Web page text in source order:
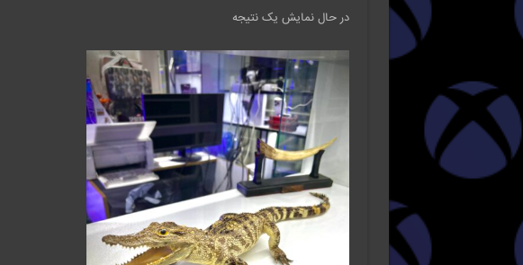
در حال نمایش یک نتیجه